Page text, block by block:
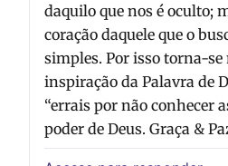
daquilo que nos é oculto;
coração daquele que o
simples. Por isso torna-se
inspiração da Palavra de
“errais por não conhecer
poder de Deus. Graça &